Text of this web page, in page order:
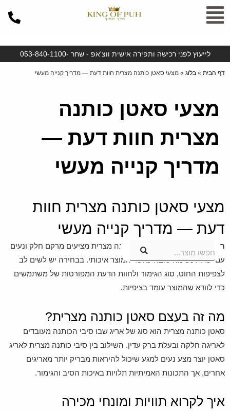
חפשו מוצר...
דילוג
לתוכן
לייעוץ לפני רכישה ותפירה אישית ווצ'אפ - שחר -053-840-1100
דף הבית » בלוג » מצעי סאטן כותנה מצרית חוות דעת — מדריך קנייה מעשי
מצעי סאטן כותנה
מצרית חוות דעת —
מדריך קנייה מעשי
מצעי סאטן כותנה מצרית חוות
דעת — מדריך קנייה מעשי
תשובה מהירה:
מצעי סאטן כותנה מצרית מציעים מרקם חלק ונעים
עם יכולת נשימה טובה כאשר המוצר איכותי. בבחירה יש לשים לב
לצפיפות החוט, סוג הגימור ולחוות הדעת המפורטות של משתמשים
כדי לוודא שהמוצר עומד בציפיות.
מה זה בעצם סאטן כותנה מצרית?
סאטן כותנה מצרית הוא סוג של אריג שבו סיבי הכותנה מעובדים
לאריגה חלקה ובעלת ברק עדין. השילוב בין סיבי כותנה מצרית לאריג
סאטן יוצר מצע נעים למגע שיכול להיראות מבריק יותר מאריגים
אחרים, אך התכונות האמיתיות תלויות באיכות הסיב והגימור.
איך לקרוא תוויות ומונחי מכירה